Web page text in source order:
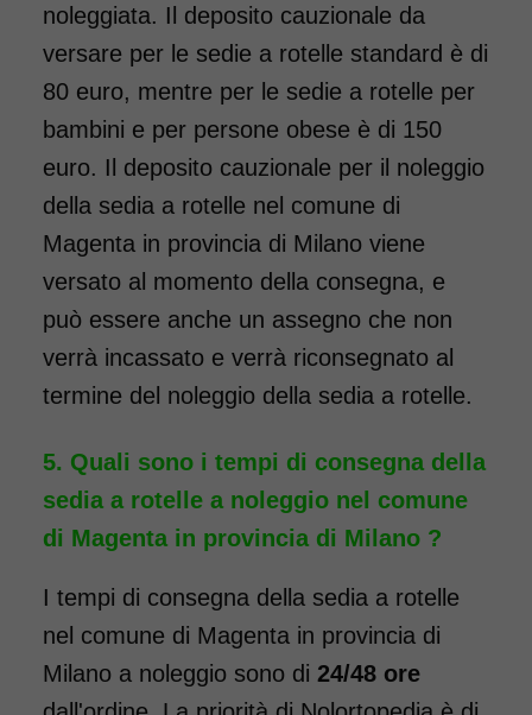
Noleggio sedia a rotelle seduta
55 cm, per persone obese,
portata fino a 160 kg.
Carrozzina a doppia crociera,
con forcella anteriore
rinforzata. Dotata di pedane
elevabili, ideale per chi ha
necessità di tenere sollevate le
gambe a seguito di un
intervento. Il noleggio minimo
è di 7 giorni a 96 euro.
da 96,00€
SCHEDA COMPLETA
Noleggio Carrozzina
noleggiata. Il deposito cauzionale da
versare per le sedie a rotelle standard è di
80 euro, mentre per le sedie a rotelle per
bambini e per persone obese è di 150
euro. Il deposito cauzionale per il noleggio
della sedia a rotelle nel comune di
Magenta in provincia di Milano viene
versato al momento della consegna, e
può essere anche un assegno che non
verrà incassato e verrà riconsegnato al
termine del noleggio della sedia a rotelle.
Quali sono i tempi di consegna della
sedia a rotelle a noleggio nel comune
di Magenta in provincia di Milano ?
I tempi di consegna della sedia a rotelle
nel comune di Magenta in provincia di
Milano a noleggio sono di 24/48 ore